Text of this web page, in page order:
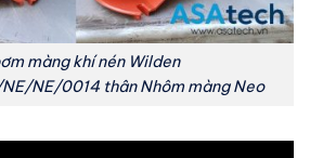
màng khí nén Wilden
NE/0014 thân Nhôm màng Neo